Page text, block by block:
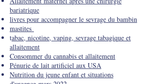
bariatrique
livres pour accompagner le sevrage du bambin
mastites
tabac, nicotine, vaping, sevrage tabagique et
allaitement
Consommer du cannabis et allaitement
Pénurie de lait artificiel aux USA
Nutrition du jeune enfant et situations